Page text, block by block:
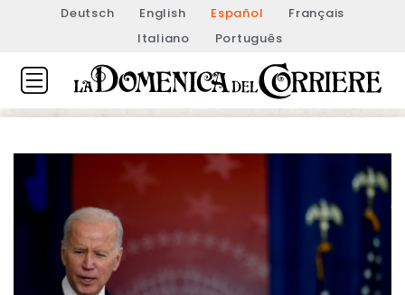
Deutsch English Español
Français
Italiano
Português